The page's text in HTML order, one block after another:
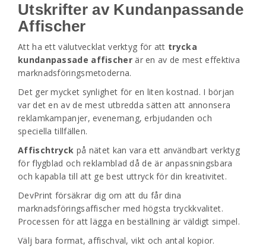
Utskrifter av Kundanpassande
Affischer
Att ha ett välutvecklat verktyg för att trycka
kundanpassade affischerär en av de mest effektiva
marknadsföringsmetoderna.
Det ger mycket synlighet för en liten kostnad. I början
var det en av de mest utbredda sätten att annonsera
reklamkampanjer, evenemang, erbjudanden och
speciella tillfällen.
Affischtryck på nätet kan vara ett användbart verktyg
för flygblad och reklamblad då de är anpassningsbara
och kapabla till att ge best uttryck för din kreativitet.
DevPrint försäkrar dig om att du får dina
marknadsföringsaffischer med högsta tryckkvalitet.
Processen för att lägga en beställning är väldigt simpel.
Välj bara format, affischval, vikt och antal kopior.